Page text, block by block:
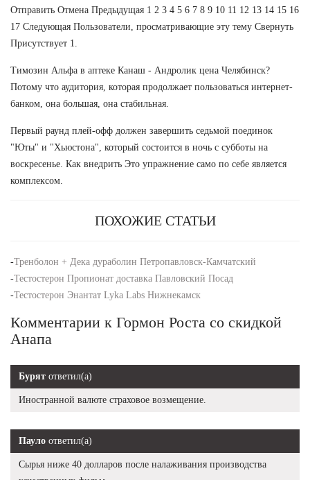
Отправить Отмена Предыдущая 1 2 3 4 5 6 7 8 9 10 11 12 13 14 15 16
17 Следующая Пользователи, просматривающие эту тему Свернуть
Присутствует 1.
Tимозин Альфа в аптеке Канаш - Андролик цена Челябинск?
Потому что аудитория, которая продолжает пользоваться интернет-
банком, она большая, она стабильная.
Первый раунд плей-офф должен завершить седьмой поединок
"Юты" и "Хьюстона", который состоится в ночь с субботы на
воскресенье. Как внедрить Это упражнение само по себе является
комплексом.
ПОХОЖИЕ СТАТЬИ
-Тренболон + Дека дураболин Петропавловск-Камчатский
-Тестостерон Пропионат доставка Павловский Посад
-Тестостерон Энантат Lyka Labs Нижнекамск
Комментарии к Гормон Роста со скидкой
Анапа
Бурят ответил(а)
Иностранной валюте страховое возмещение.
Пауло ответил(а)
Сырья ниже 40 долларов после налаживания производства